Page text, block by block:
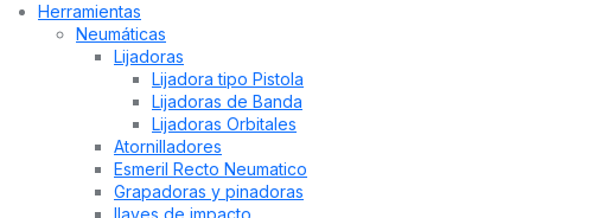
Herramientas
Neumáticas
Lijadoras
Lijadora tipo Pistola
Lijadoras de Banda
Lijadoras Orbitales
Atornilladores
Esmeril Recto Neumatico
Grapadoras y pinadoras
llaves de impacto